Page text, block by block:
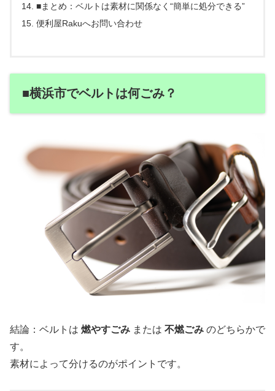
■まとめ：ベルトは素材に関係なく“簡単に処分できる”
便利屋Rakuへお問い合わせ
■横浜市でベルトは何ごみ？
結論：ベルトは 燃やすごみ または 不燃ごみ のどちらかで
す。
素材によって分けるのがポイントです。